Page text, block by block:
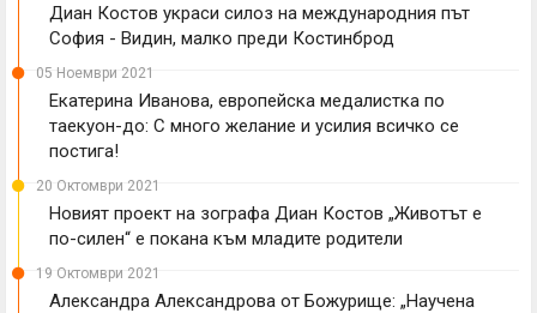
Диан Костов украси силоз на международния път
София - Видин, малко преди Костинброд
05 Ноември 2021
Екатерина Иванова, европейска медалистка по
таекуон-до: С много желание и усилия всичко се
постига!
20 Октомври 2021
Новият проект на зографа Диан Костов „Животът е
по-силен“ е покана към младите родители
19 Октомври 2021
Александра Александрова от Божурище: „Научена